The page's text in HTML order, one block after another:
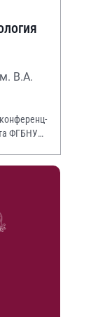
В.А.
ФГБНУ